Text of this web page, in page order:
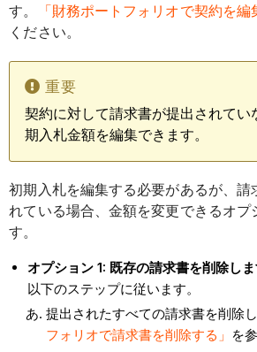
す。
「財務ポートフォリオで契約を編
ください。
重要
契約に対して請求書が提出されてい
期入札金額を編集できます。
初期入札を編集する必要があるが、請
れている場合、金額を変更できるオプ
す。
オプション 1: 既存の請求書を削除しま
以下のステップに従います。
提出されたすべての請求書を削除し
フォリオで請求書を削除する」 を